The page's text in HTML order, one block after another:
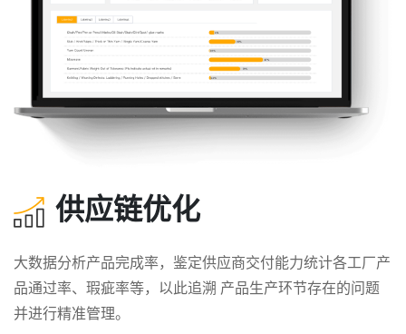
供应链优化
大数据分析产品完成率，鉴定供应商交付能力统计各工厂产
品通过率、瑕疵率等，以此追溯 产品生产环节存在的问题
并进行精准管理。